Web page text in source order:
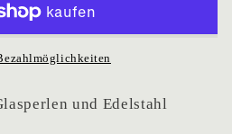
und Edelstahl